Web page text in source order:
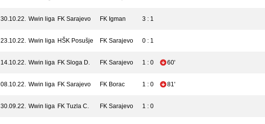
30.10.22. Wwin liga FK Sarajevo FK Igman 3 : 1
23.10.22. Wwin liga HŠK Posušje FK Sarajevo 0 : 1
14.10.22. Wwin liga FK Sloga D. FK Sarajevo 1 : 0 60'
08.10.22. Wwin liga FK Sarajevo FK Borac 1 : 0 81'
30.09.22. Wwin liga FK Tuzla C. FK Sarajevo 1 : 0